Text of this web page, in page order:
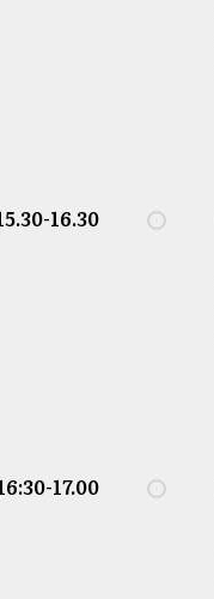
16.30
17.00